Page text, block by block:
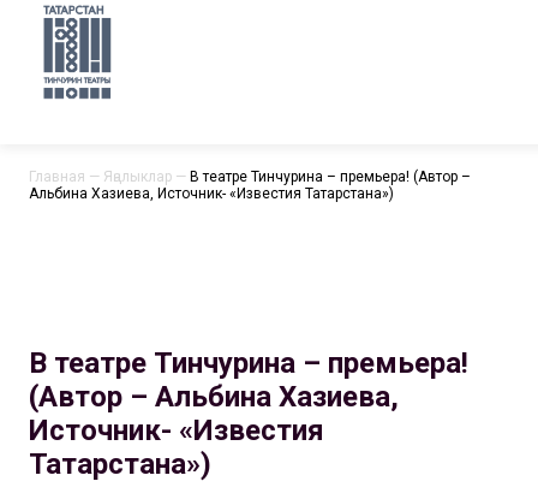
Главная — Яңалыклар — В театре Тинчурина – премьера! (Автор –
Альбина Хазиева, Источник- «Известия Татарстана»)
В театре Тинчурина – премьера!
(Автор – Альбина Хазиева,
Источник- «Известия
Татарстана»)